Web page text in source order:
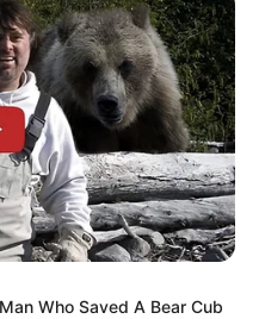
Who Saved A Bear Cub